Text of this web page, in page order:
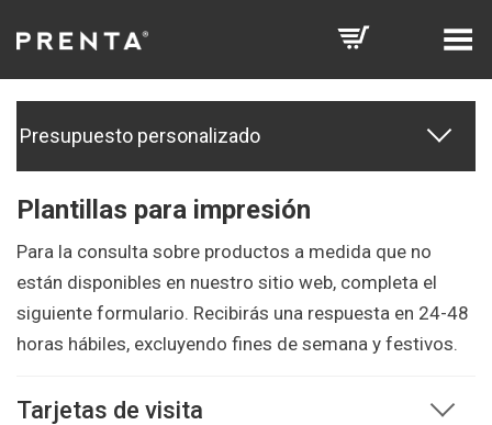
Toggle Menu
Presupuesto personalizado
Plantillas para impresión
Para la consulta sobre productos a medida que no
están disponibles en nuestro sitio web, completa el
siguiente formulario. Recibirás una respuesta en 24-48
horas hábiles, excluyendo fines de semana y festivos.
Tarjetas de visita